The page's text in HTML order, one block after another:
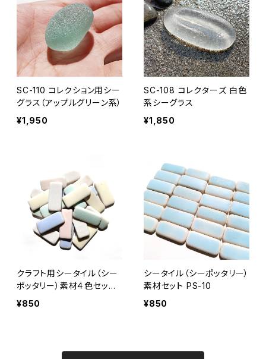
SC-110 コレクション用シー
グラス（アップルグリーン系）
¥1,950
SC-108 コレクターズ 白色
系シーグラス
¥1,850
クラフト用シータイル（シー
ポッタリー）素材４色セット
PS-11
¥850
シータイル（シーポッタリー）
素材セット PS-10
¥850